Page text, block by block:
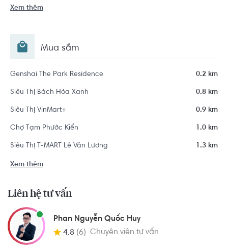
Xem thêm
Mua sắm
Genshai The Park Residence 0.2 km
Siêu Thị Bách Hóa Xanh 0.8 km
Siêu Thị VinMart+ 0.9 km
Chợ Tạm Phước Kiển 1.0 km
Siêu Thị T-MART Lê Văn Lương 1.3 km
Xem thêm
Liên hệ tư vấn
Phan Nguyễn Quốc Huy
4.8 (6) Chuyên viên tư vấn